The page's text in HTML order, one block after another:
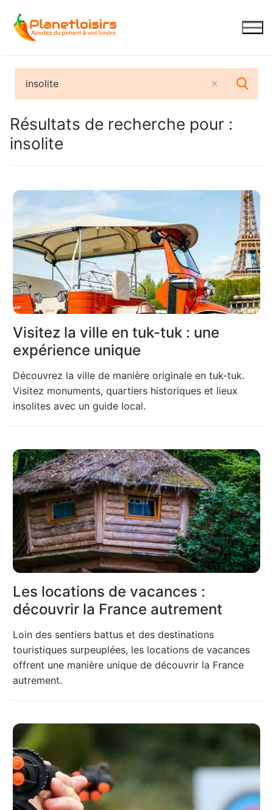
contenu
Résultats de recherche pour :
insolite
Visitez la ville en tuk-tuk : une
expérience unique
Découvrez la ville de manière originale en tuk-tuk.
Visitez monuments, quartiers historiques et lieux
insolites avec un guide local.
Les locations de vacances :
découvrir la France autrement
Loin des sentiers battus et des destinations
touristiques surpeuplées, les locations de vacances
offrent une manière unique de découvrir la France
autrement.